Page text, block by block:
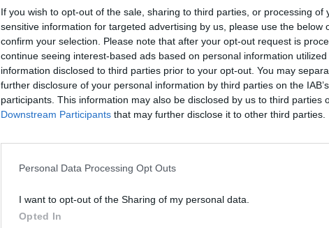
If you wish to opt-out of the sale, sharing to third parties, or processing of
sensitive information for targeted advertising by us, please use the below
confirm your selection. Please note that after your opt-out request is
continue seeing interest-based ads based on personal information
information disclosed to third parties prior to your opt-out. You may
further disclosure of your personal information by third parties on the
participants. This information may also be disclosed by us to third parties
Downstream Participants that may further disclose it to other third parties.
Personal Data Processing Opt Outs
I want to opt-out of the Sharing of my personal data.
Opted In